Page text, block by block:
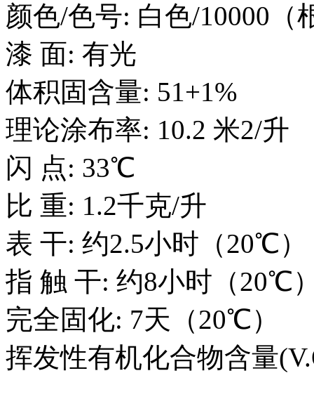
颜色/色号: 白色/10000
漆 面: 有光
体积固含量: 51+1%
理论涂布率: 10.2 米2/升
闪 点: 33℃
比 重: 1.2千克/升
表 干: 约2.5小时（20℃）
指 触 干: 约8小时（20℃
完全固化: 7天（20℃）
挥发性有机化合物含量